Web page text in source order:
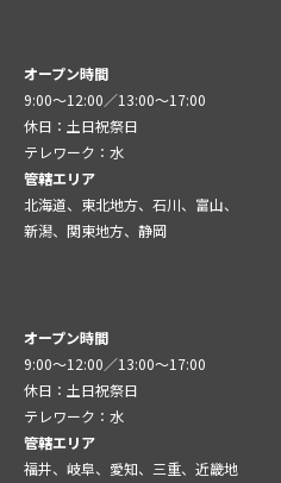
オープン時間
9:00～12:00／13:00～17:00
休日：土日祝祭日
テレワーク：水
管轄エリア
北海道、東北地方、石川、富山、
新潟、関東地方、静岡
オープン時間
9:00～12:00／13:00～17:00
休日：土日祝祭日
テレワーク：水
管轄エリア
福井、岐阜、愛知、三重、近畿地